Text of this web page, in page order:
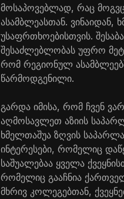
მოსაპოვებლად, რაც
ასამბლეასთან. ვინაიდან,
უსაფრთხოებისთვის.
შესაძლებლობას უფრო
რომ რეგიონულ
წარმოდგენილი.
გარდა იმისა, რომ ჩვენ
აღმოსავლეთ აზიის
ხმელთაშუა ზღვის
ინტერესები, რომელიც
საშუალებაა ყველა
რომელიც გააჩნია
მხრივ კოლეგებთან,